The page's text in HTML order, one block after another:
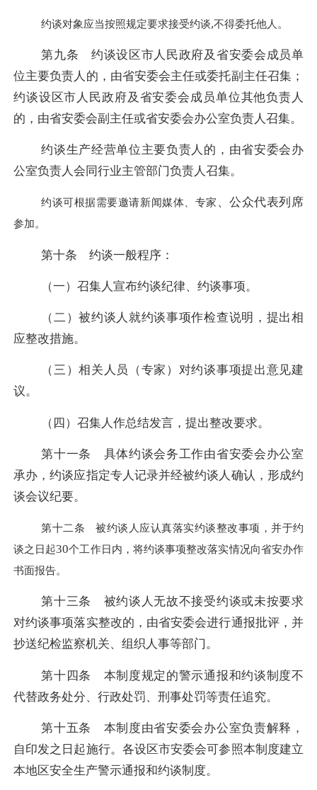
约谈对象应当按照规定要求接受约谈,不得委托他人。
第九条 约谈设区市人民政府及省安委会成员单
位主要负责人的，由省安委会主任或委托副主任召集；
约谈设区市人民政府及省安委会成员单位其他负责人
的，由省安委会副主任或省安委会办公室负责人召集。
约谈生产经营单位主要负责人的，由省安委会办
公室负责人会同行业主管部门负责人召集。
约谈可根据需要邀请新闻媒体、专家 、公众代表列席
参加。
第十条 约谈一般程序：
（一）召集人宣布约谈纪律、约谈事项。
（二）被约谈人就约谈事项作检查说明，提出相
应整改措施。
（三）相关人员（专家）对约谈事项提出意见建
议。
（四）召集人作总结发言，提出整改要求。
第十一条 具体约谈会务工作由省安委会办公室
承办，约谈应指定专人记录并经被约谈人确认，形成约
谈会议纪要。
第十二条 被约谈人应认真落实约谈整改事项，并于约
谈之日起30个工作日内，将约谈事项整改落实情况向省安办作
书面报告。
第十三条 被约谈人无故不接受约谈或未按要求
对约谈事项落实整改的，由省安委会进行通报批评，并
抄送纪检监察机关、组织人事等部门。
第十四条 本制度规定的警示通报和约谈制度不
代替政务处分、行政处罚、刑事处罚等责任追究。
第十五条 本制度由省安委会办公室负责解释，
自印发之日起施行。各设区市安委会可参照本制度建立
本地区安全生产警示通报和约谈制度。